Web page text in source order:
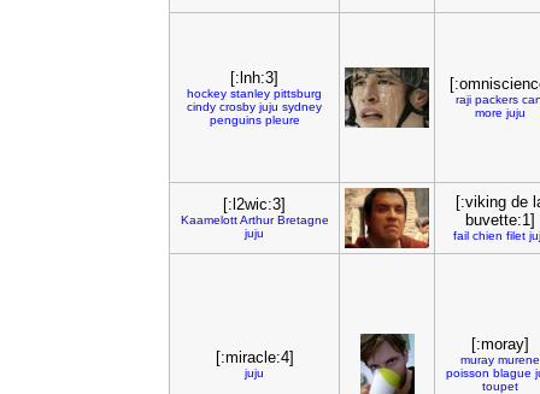
[:lnh:3]
hockey stanley pittsburg
cindy crosby juju sydney
penguins pleure
raji packers
more juju
[:l2wic:3]
Kaamelott Arthur Bretagne
juju
[:viking de
buvette:1]
fail chien filet
[:miracle:4]
juju
[:moray]
muray murene
poisson blague
toupet